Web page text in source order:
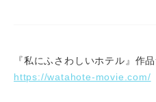
『私にふさわしいホテル』作
https://watahote-movie.com/